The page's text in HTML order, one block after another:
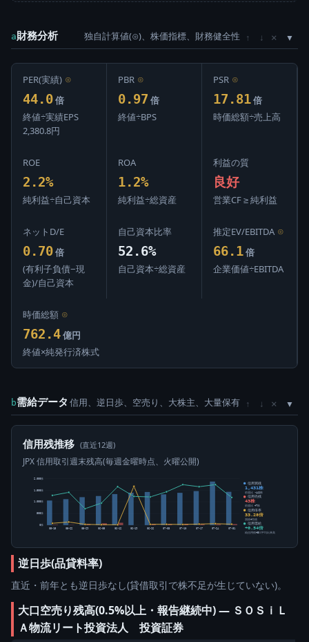
a財務分析 独自計算値(⊙)、株価指標、財務健全性 ↑ ↓ ×
PER(実績) ⊙
44.0 倍
終値÷実績EPS
2,380.8円
PBR ⊙
0.97 倍
終値÷BPS
PSR ⊙
17.81 倍
時価総額÷売上高
ROE
2.2%
純利益÷自己資本
ROA
1.2%
純利益÷総資産
利益の質
良好
営業CF ≥ 純利益
ネットD/E
0.70 倍
(有利子負債−現
金)/自己資本
自己資本比率
52.6%
自己資本÷総資産
推定EV/EBITDA ⊙
66.1 倍
企業価値÷EBITDA
時価総額 ⊙
762.4 億円
終値×純発行済株式
b需給データ 信用、逆日歩、空売り、大株主、大量保有 ↑ ↓ ×
信用残推移 (直近12週)
JPX 信用取引週末残高(毎週金曜時点、火曜公開)
0株
500株
1,000株
1,500株
2,000株
05-15 05-22 05-29 06-05 06-12 06-19 06-26 07-03 07-10 07-17 07-24 07-31
信用買残
1,431株
前週比 -441株
信用売残
43株
前週比 +7株
信用倍率
33.28倍
買残÷売残
信用需給
+0.54倍
純信用残÷5日平均出来高
逆日歩(品貸料率)
直近・前年とも逆日歩なし(貸借取引で株不足が生じていない)。
大口空売り残高(0.5%以上・報告継続中) ― ＳＯＳｉＬ
Ａ物流リート投資法人 投資証券